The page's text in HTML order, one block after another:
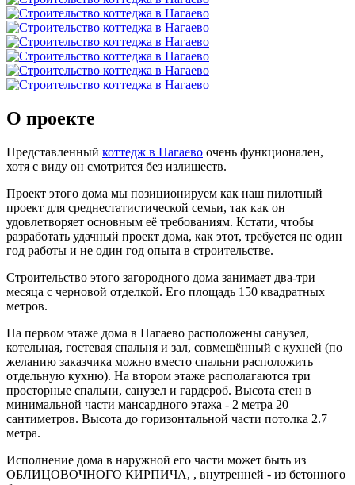
О проекте
Представленный коттедж в Нагаево очень функционален,
хотя с виду он смотрится без излишеств.
Проект этого дома мы позиционируем как наш пилотный
проект для среднестатистической семьи, так как он
удовлетворяет основным её требованиям. Кстати, чтобы
разработать удачный проект дома, как этот, требуется не один
год работы и не один год опыта в строительстве.
Строительство этого загородного дома занимает два-три
месяца с черновой отделкой. Его площадь 150 квадратных
метров.
На первом этаже дома в Нагаево расположены санузел,
котельная, гостевая спальня и зал, совмещённый с кухней (по
желанию заказчика можно вместо спальни расположить
отдельную кухню). На втором этаже располагаются три
просторные спальни, санузел и гардероб. Высота стен в
минимальной части мансардного этажа - 2 метра 20
сантиметров. Высота до горизонтальной части потолка 2.7
метра.
Исполнение дома в наружной его части может быть из
ОБЛИЦОВОЧНОГО КИРПИЧА, , внутренней - из бетонного